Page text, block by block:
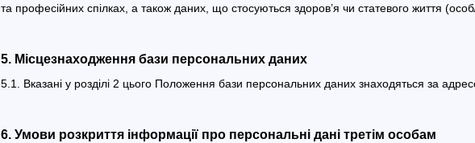
та професійних спілках, а також даних, що стосуються здоров’я чи статевого життя
5. Місцезнаходження бази персональних даних
5.1. Вказані у розділі 2 цього Положення бази персональних даних знаходяться за
6. Умови розкриття інформації про персональні дані третім особам